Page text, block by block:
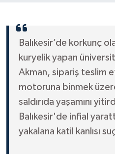
Balıkesir’de korkunç
kuryelik yapan
Akman, sipariş teslim
motoruna binmek
saldırıda yaşamını
Balıkesir'de infial
yakalana katil kanlısı